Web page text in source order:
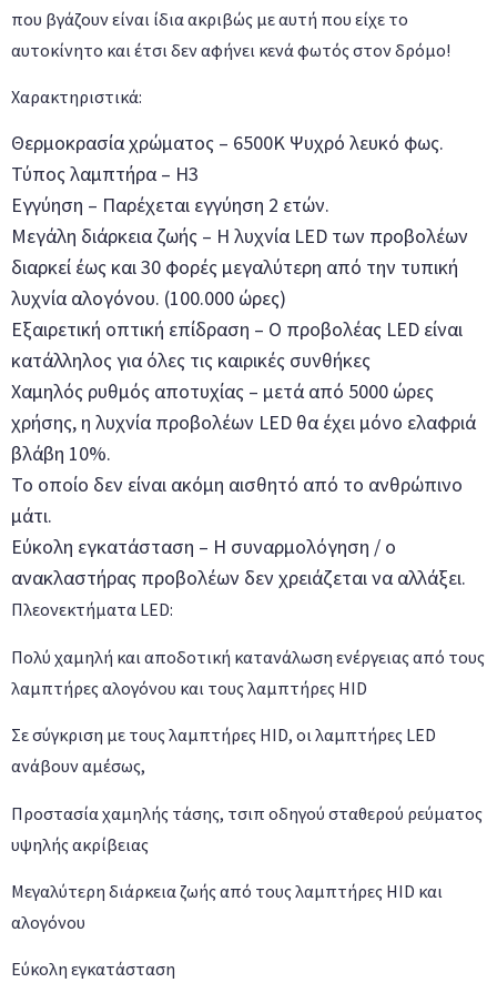
που βγάζουν είναι ίδια ακριβώς με αυτή που είχε το
αυτοκίνητο και έτσι δεν αφήνει κενά φωτός στον δρόμο!
Χαρακτηριστικά:
Θερμοκρασία χρώματος – 6500K Ψυχρό λευκό φως.
Τύπος λαμπτήρα – H3
Εγγύηση – Παρέχεται εγγύηση 2 ετών.
Μεγάλη διάρκεια ζωής – Η λυχνία LED των προβολέων
διαρκεί έως και 30 φορές μεγαλύτερη από την τυπική
λυχνία αλογόνου. (100.000 ώρες)
Εξαιρετική οπτική επίδραση – Ο προβολέας LED είναι
κατάλληλος για όλες τις καιρικές συνθήκες
Χαμηλός ρυθμός αποτυχίας – μετά από 5000 ώρες
χρήσης, η λυχνία προβολέων LED θα έχει μόνο ελαφριά
βλάβη 10%.
Το οποίο δεν είναι ακόμη αισθητό από το ανθρώπινο
μάτι.
Εύκολη εγκατάσταση – Η συναρμολόγηση / ο
ανακλαστήρας προβολέων δεν χρειάζεται να αλλάξει.
Πλεονεκτήματα LED:
Πολύ χαμηλή και αποδοτική κατανάλωση ενέργειας από τους
λαμπτήρες αλογόνου και τους λαμπτήρες HID
Σε σύγκριση με τους λαμπτήρες HID, οι λαμπτήρες LED
ανάβουν αμέσως,
Προστασία χαμηλής τάσης, τσιπ οδηγού σταθερού ρεύματος
υψηλής ακρίβειας
Μεγαλύτερη διάρκεια ζωής από τους λαμπτήρες HID και
αλογόνου
Εύκολη εγκατάσταση